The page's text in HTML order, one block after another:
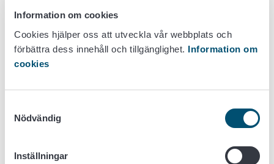
Information om cookies
Cookies hjälper oss att utveckla vår webbplats och
förbättra dess innehåll och tillgänglighet. Information om
cookies
Nödvändig
Inställningar
kött hanteras med skärskyddshandskar eller när
personen har ett sår täckt med plåster i handen.
skyddshandskar ska användas.
Hur borde man göra i situationer